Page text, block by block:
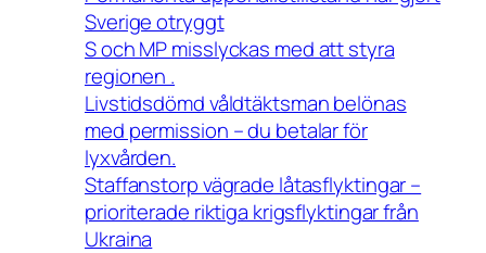
Sverige otryggt
S och MP misslyckas med att styra
regionen .
Livstidsdömd våldtäktsman belönas
med permission – du betalar för
lyxvården.
Staffanstorp vägrade låtasflyktingar –
prioriterade riktiga krigsflyktingar från
Ukraina